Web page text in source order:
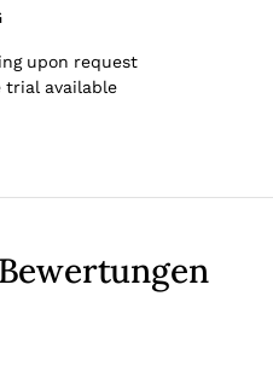
upon request
trial available